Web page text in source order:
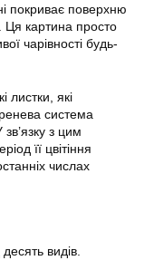
покриває поверхню
картина просто
чарівності будь-
листки, які
система
з цим
її цвітіння
числах
видів.